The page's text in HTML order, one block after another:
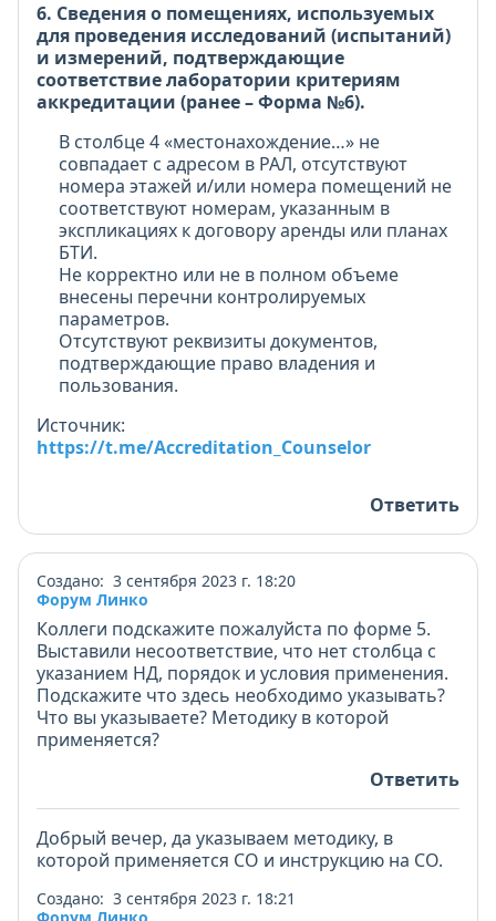
6. Сведения о помещениях, используемых
для проведения исследований (испытаний)
и измерений, подтверждающие
соответствие лаборатории критериям
аккредитации (ранее – Форма №6).
В столбце 4 «местонахождение…» не
совпадает с адресом в РАЛ, отсутствуют
номера этажей и/или номера помещений не
соответствуют номерам, указанным в
экспликациях к договору аренды или планах
БТИ.
Не корректно или не в полном объеме
внесены перечни контролируемых
параметров.
Отсутствуют реквизиты документов,
подтверждающие право владения и
пользования.
Источник:
https://t.me/Accreditation_Counselor
Ответить
Создано: 3 сентября 2023 г. 18:20
Форум Линко
Коллеги подскажите пожалуйста по форме 5.
Выставили несоответствие, что нет столбца с
указанием НД, порядок и условия применения.
Подскажите что здесь необходимо указывать?
Что вы указываете? Методику в которой
применяется?
Ответить
Добрый вечер, да указываем методику, в
которой применяется СО и инструкцию на СО.
Создано: 3 сентября 2023 г. 18:21